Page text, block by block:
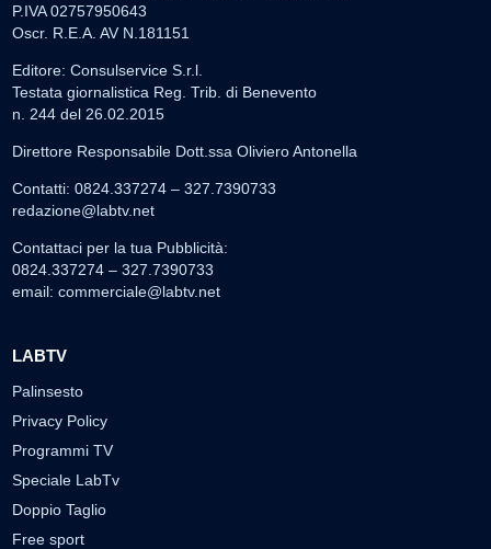
P.IVA 02757950643
Oscr. R.E.A. AV N.181151
Editore: Consulservice S.r.l.
Testata giornalistica Reg. Trib. di Benevento
n. 244 del 26.02.2015
Direttore Responsabile Dott.ssa Oliviero Antonella
Contatti: 0824.337274 – 327.7390733
redazione@labtv.net
Contattaci per la tua Pubblicità:
0824.337274 – 327.7390733
email: commerciale@labtv.net
LABTV
Palinsesto
Privacy Policy
Programmi TV
Speciale LabTv
Doppio Taglio
Free sport